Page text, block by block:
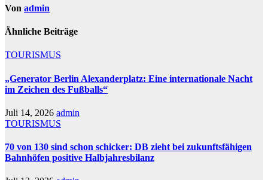
Von admin
Ähnliche Beiträge
TOURISMUS
„Generator Berlin Alexanderplatz: Eine internationale Nacht
im Zeichen des Fußballs“
Juli 14, 2026 admin
TOURISMUS
70 von 130 sind schon schicker: DB zieht bei zukunftsfähigen
Bahnhöfen positive Halbjahresbilanz